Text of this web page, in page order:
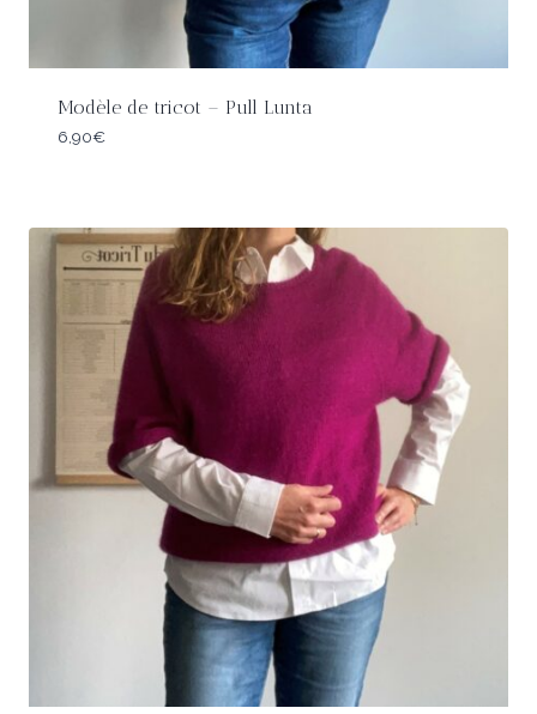
Modèle de tricot – Pull Lunta
6,90€